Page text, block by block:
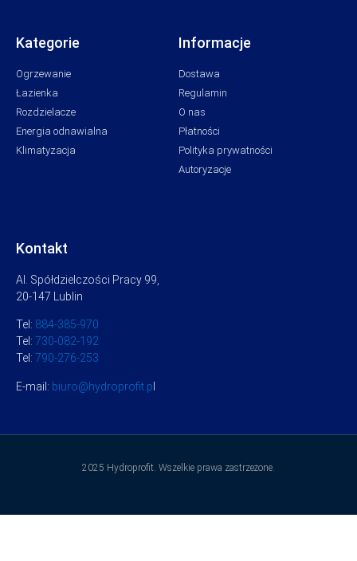
Kategorie
Ogrzewanie
Łazienka
Rozdzielacze
Energia odnawialna
Klimatyzacja
Informacje
Dostawa
Regulamin
O nas
Płatności
Polityka prywatności
Autoryzacje
Kontakt
Al. Spółdzielczości Pracy 99,
20-147 Lublin
Tel: 884-385-970
Tel: 730-082-192
Tel: 790-276-253
E-mail: biuro@hydroprofit.p
2025 Hydroprofit. Wszelkie prawa zastrzeżone.